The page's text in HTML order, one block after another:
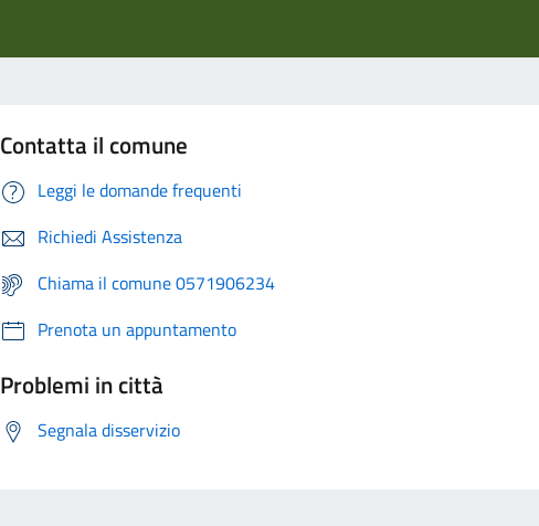
Contatta il comune
Leggi le domande frequenti
Richiedi Assistenza
Chiama il comune 0571906234
Prenota un appuntamento
Problemi in città
Segnala disservizio